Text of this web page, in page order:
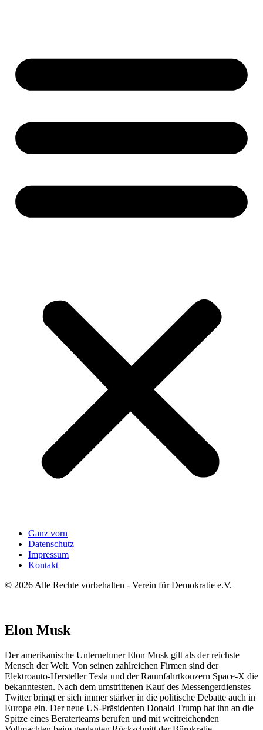
Ganz vorn
Datenschutz
Impressum
Kontakt
© 2026 Alle Rechte vorbehalten - Verein für Demokratie e.V.
Elon Musk
Der amerikanische Unternehmer Elon Musk gilt als der reichste
Mensch der Welt. Von seinen zahlreichen Firmen sind der
Elektroauto-Hersteller Tesla und der Raumfahrtkonzern Space-X die
bekanntesten. Nach dem umstrittenen Kauf des Messengerdienstes
Twitter bringt er sich immer stärker in die politische Debatte auch in
Europa ein. Der neue US-Präsidenten Donald Trump hat ihn an die
Spitze eines Beraterteams berufen und mit weitreichenden